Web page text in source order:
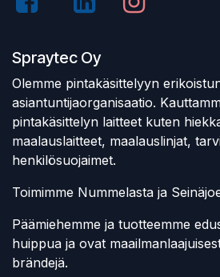
Spraytec Oy
Olemme pintakäsittelyyn
asiantuntijaorganisaatio.
pintakäsittelyn laitteet kuten
maalauslaitteet, maalauslinjat,
henkilösuojaimet.
Toimimme Nummelasta ja
Päämiehemme ja tuotteemme
huippua ja ovat
brändejä.